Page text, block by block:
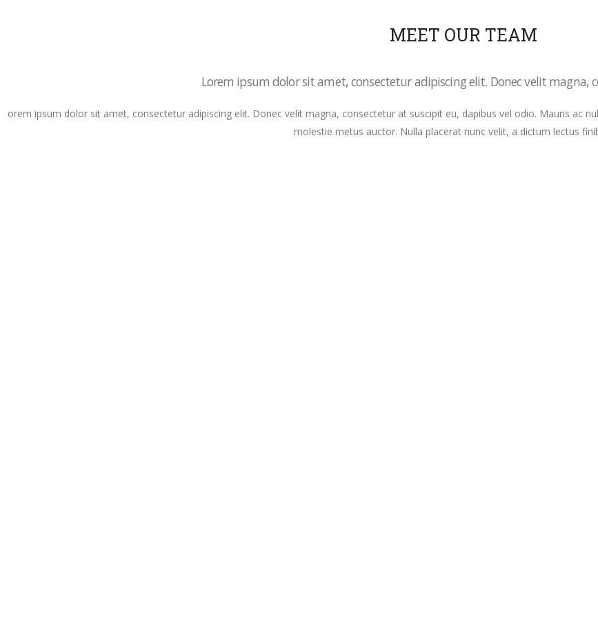
MEET OUR TEAM
Lorem ipsum dolor sit amet, consectetur adipiscing elit. Donec velit magna,
orem ipsum dolor sit amet, consectetur adipiscing elit. Donec velit magna, consectetur at suscipit eu, dapibus vel odio. Mauris ac
molestie metus auctor. Nulla placerat nunc velit, a dictum lectus